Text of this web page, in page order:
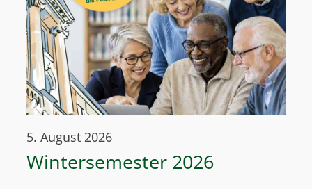
5. August 2026
Wintersemester 2026